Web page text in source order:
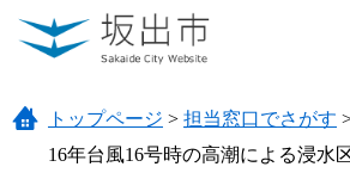
ページの先頭です。
メニューを飛ばして本文へ
トップページ > 担当窓口でさがす
16年台風16号時の高潮による浸水